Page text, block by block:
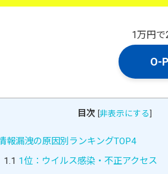
1万円で
O-
目次 [非表示にする]
報漏洩の原因別ランキングTOP4
1.1 1位：ウイルス感染・不正アクセス